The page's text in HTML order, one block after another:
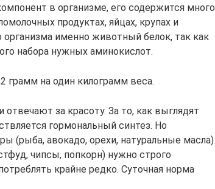
в организме, его содержится много
продуктах, яйцах, крупах и
именно животный белок, так как
набора нужных аминокислот.
грамм на один килограмм веса.
за красоту. За то, как выглядят
гормональный синтез. Но
(рыба, авокадо, орехи, натуральные
чипсы, попкорн) нужно строго
крайне редко. Суточная норма